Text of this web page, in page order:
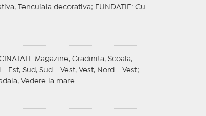
Tencuiala decorativa; FUNDATIE : Cu
: Magazine, Gradinita, Scoala,
Est, Sud, Sud - Vest, Vest, Nord - Vest;
Vedere la mare